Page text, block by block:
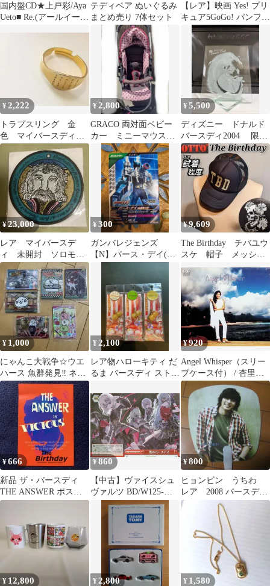
国内盤CD★上戸彩/Aya
Ueto■ Re.(アールイー)
08003】F04155
テディベア ぬいぐるみ
まとめ売り 7体セット
【レア】映画 Yes! プリ
キュア5GoGo! パンフレ
ット
¥2,222
トラプスリング 金
色 マイバースディ
おまじない バースデ
ィ「新品・未使用」
¥ 2,800
GRACO 両対面ベビー
カー ミニーマウス
バースデイ限定モデル
¥5,500
ディズニー ドナルド
バースディ2004 限定
発売 200枚 エッチン
ググラス
¥23,000
レア マイバースデ
ィ 未開封 ソロモン
王刺繍ワッペン
¥300
ガンバレジェンズ
【N】バース・デイ(後
¥9,609
The Birthday チバユウ
スケ 帽子 メッシ
ュ キャップ スカ
ル ロック
¥ 1,000
にゃんこ大戦争☆ウエ
ハース 魚群発見‼︎ ネコ
小籠包 覚醒ラブずきん
ミーニャ 他
¥2,100
レア物ハローキティ だ
るま バースディ ストラ
月、11月
¥920
Angel Whisper（スリー
ブケース付） / 杏里
(CD)
¥666
新品 ザ・バースディ
THE ANSWER ポスト
カード Fabulous特典
¥860
【中古】ヴァイスシュ
ヴァルツ BD/W125-
T18R[RRR]：(ホロ)黒
のバースデイ
¥800
ヒョンビン うちわ
レア 2008 バースディ
パーティー 韓国26
¥ 12,800 ¥ 2,800 ¥ 1,580